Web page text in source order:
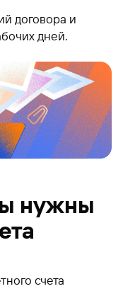
договора и
дней.
нужны
счета